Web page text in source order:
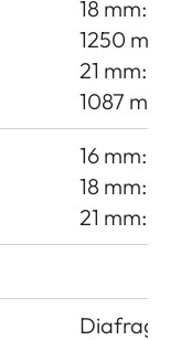
18 mm:
1250 mm
21 mm:
1087 mm
16 mm:
18 mm:
21 mm: